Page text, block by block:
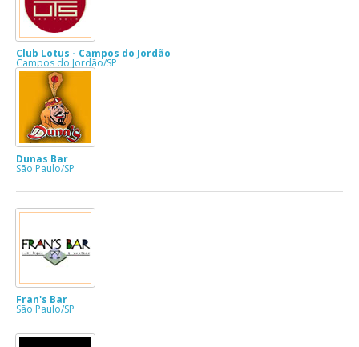
Club Lotus - Campos do Jordão
Campos do Jordão/SP
Dunas Bar
São Paulo/SP
Fran's Bar
São Paulo/SP